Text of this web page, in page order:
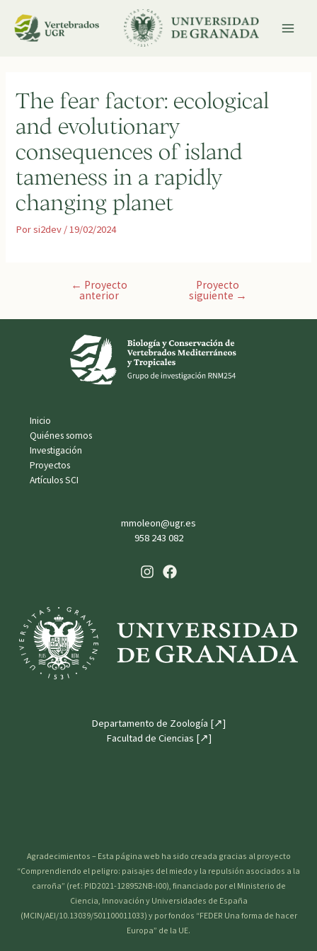
contenido
The fear factor: ecological
and evolutionary
consequences of island
tameness in a rapidly
changing planet
Porsi2dev /19/02/2024
Navegación
← Proyecto
anterior
Proyecto
siguiente →
Inicio
Quiénes somos
Investigación
Proyectos
Artículos SCI
mmoleon@ugr.es
958 243 082
Departamento de Zoología [↗]
Facultad de Ciencias [↗]
Agradecimientos – Esta página web ha sido creada gracias al proyecto
“Comprendiendo el peligro: paisajes del miedo y la repulsión asociados a la
carroña” (ref.: PID2021-128952NB-I00), financiado por el Ministerio de
Ciencia, Innovación y Universidades de España
(MCIN/AEI/10.13039/501100011033) y por fondos “FEDER Una forma de hacer
Europa” de la UE.